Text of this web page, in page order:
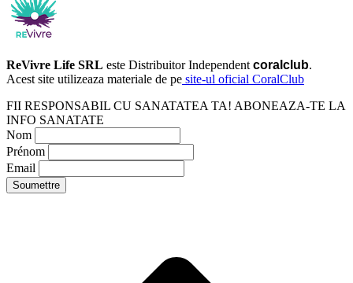
ReVivre Life SRL este Distribuitor Independent coralclub.
Acest site utilizeaza materiale de pe site-ul oficial CoralClub
FII RESPONSABIL CU SANATATEA TA! ABONEAZA-TE LA
INFO SANATATE
Nom
Prénom
Email